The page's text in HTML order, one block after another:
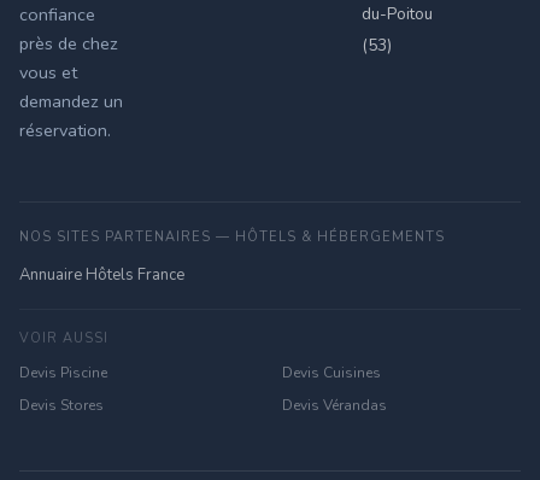
confiance
près de chez
vous et
demandez un
réservation.
du-Poitou
(53)
NOS SITES PARTENAIRES — HÔTELS & HÉBERGEMENTS
Annuaire Hôtels France
VOIR AUSSI
Devis Piscine
Devis Cuisines
Devis Stores
Devis Vérandas